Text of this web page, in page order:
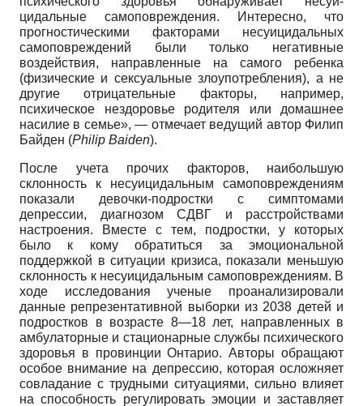
цидальные самоповреждения. Интересно, что
прогностическими факторами несуицидальных
самоповреждений были только негативные
воздействия, направленные на самого ребенка
(физические и сексуальные злоупотребления), а не
другие отрицательные факторы, например,
психическое нездоровье родителя или домашнее
насилие в семье», — отмечает ведущий автор Филип
Байден (Philip Baiden).
После учета прочих факторов, наибольшую
склонность к несуици­дальным самоповреждениям
показали девочки-подростки с симптомами
депрессии, диагнозом СДВГ и расстройствами
настроения. Вместе с тем, подростки, у которых
было к кому обратиться за эмоциональной
поддержкой в ситуации кризиса, показали меньшую
склонность к не­суицидальным самоповреждениям. В
ходе исследования ученые проанализировали
данные репрезентативной выборки из 2038 детей и
подростков в возрасте 8—18 лет, направленных в
амбулаторные и стационарные службы психического
здоровья в провинции Онтарио. Авторы обращают
особое внимание на депрессию, которая осложняет
совладание с трудными ситуациями, сильно влияет
на способность регулировать эмоции и заставляет